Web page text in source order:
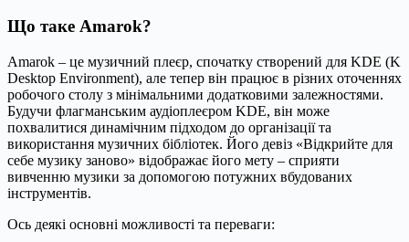
Що таке Amarok?
Amarok – це музичний плеєр, спочатку створений для KDE (K
Desktop Environment), але тепер він працює в різних оточеннях
робочого столу з мінімальними додатковими залежностями.
Будучи флагманським аудіоплеєром KDE, він може
похвалитися динамічним підходом до організації та
використання музичних бібліотек. Його девіз «Відкрийте для
себе музику заново» відображає його мету – сприяти
вивченню музики за допомогою потужних вбудованих
інструментів.
Ось деякі основні можливості та переваги: